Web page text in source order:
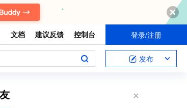
文档 建议反馈 控制台 登录/注册
发布